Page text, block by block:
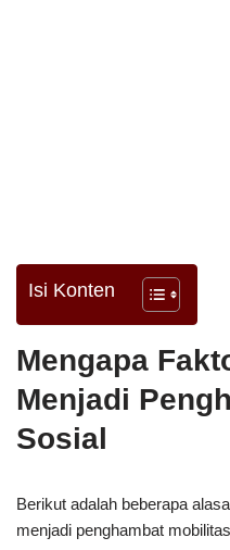
Isi Konten
Mengapa
Menjadi
Sosial
Berikut adalah beberapa
menjadi penghambat